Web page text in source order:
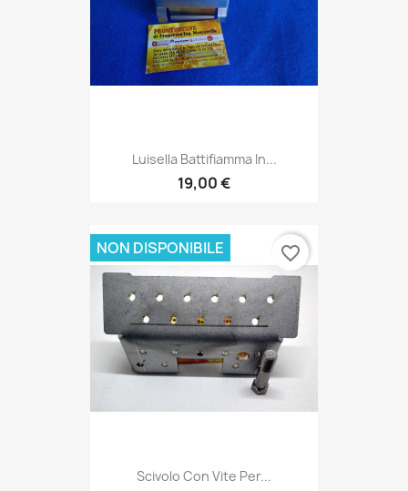
Luisella Battifiamma In...
19,00 €
Scivolo Con Vite Per...
NON DISPONIBILE favorite_border